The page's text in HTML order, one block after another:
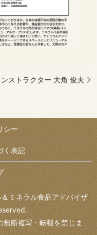
ンストラクター 大角 俊夫
シー
く表記
ミネラル食品アドバイザ
無断複写・転載を禁じま